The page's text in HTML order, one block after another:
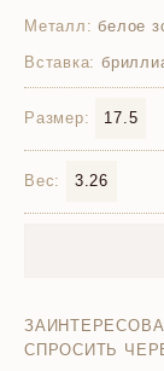
Металл: белое
Вставка:
Размер: 17.5
Вес: 3.26
СПРОСИТЬ